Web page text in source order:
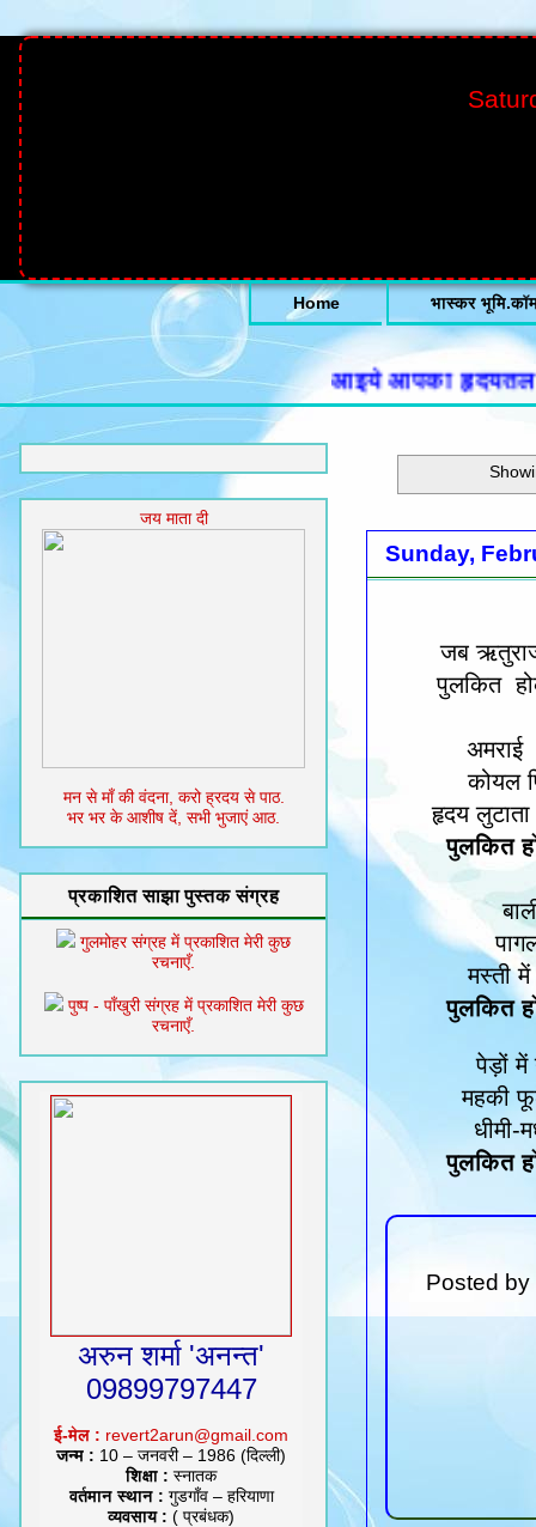
Home भास्कर
आइये आपका हृदयतल से
Sunday,
जब
पुलकित
अमराई
कोयल
हृदय
पुलकित
मस्ती
पुलकित
पेड़ों में
महकी
धीमी-
पुलकित
Posted by
जय माता दी
मन से माँ की वंदना, करो ह्रदय से पाठ.
भर भर के आशीष दें, सभी भुजाएं आठ.
प्रकाशित साझा पुस्तक संग्रह
गुलमोहर संग्रह में प्रकाशित मेरी कुछ
रचनाएँ.
पुष्प - पाँखुरी संग्रह में प्रकाशित मेरी कुछ
रचनाएँ.
अरुन शर्मा 'अनन्त'
09899797447
ई-मेल : revert2arun@gmail.com
जन्म : 10 – जनवरी – 1986 (दिल्ली)
शिक्षा : स्नातक
वर्तमान स्थान : गुडगाँव – हरियाणा
व्यवसाय : ( प्रबंधक)